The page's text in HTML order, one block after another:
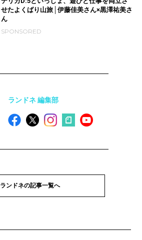
せたよくばり山旅│伊藤佳美さん×黒澤祐美さ
ん
SPONSORED
ランドネ 編集部
ランドネの記事一覧へ